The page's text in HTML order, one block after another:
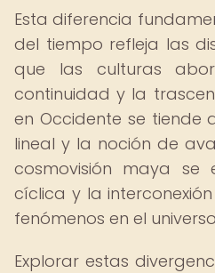
Esta diferencia
del tiempo refleja las
que las culturas
continuidad y la
en Occidente se tiende
lineal y la noción de
cosmovisión maya se
cíclica y la
fenómenos en el
Explorar estas